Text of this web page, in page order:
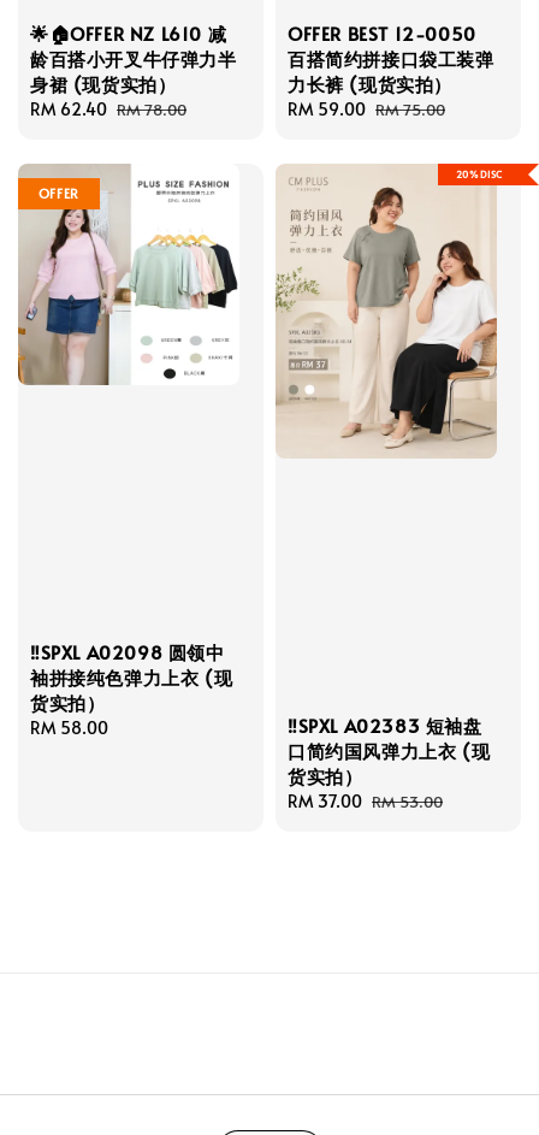
🌟🏠OFFER NZ L610 减
龄百搭小开叉牛仔弹力半
身裙 (现货实拍）
Sale
RM 62.40 Regular
RM 78.00
OFFER BEST 12-0050
百搭简约拼接口袋工装弹
力长裤 (现货实拍）
Sale
RM 59.00 Regular
RM 75.00
OFFER
‼️SPXL A02098 圆领中
袖拼接纯色弹力上衣 (现
货实拍）
Regular
RM 58.00
20%DISC
‼️SPXL A02383 短袖盘
口简约国风弹力上衣 (现
货实拍）
Sale
RM 37.00 Regular
RM 53.00